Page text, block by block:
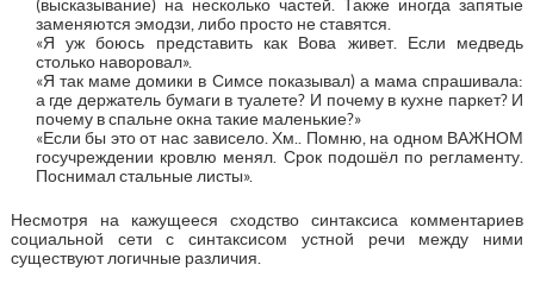
(высказывание) на несколько частей. Также иногда запятые
заменяются эмодзи, либо просто не ставятся.
«Я уж боюсь представить как Вова живет. Если медведь
столько наворовал».
«Я так маме домики в Симсе показывал) а мама спрашивала:
а где держатель бумаги в туалете? И почему в кухне паркет? И
почему в спальне окна такие маленькие?»
«Если бы это от нас зависело. Хм.. Помню, на одном ВАЖНОМ
госучреждении кровлю менял. Срок подошёл по регламенту.
Поснимал стальные листы».
Несмотря на кажущееся сходство синтаксиса комментариев
социальной сети с синтаксисом устной речи между ними
существуют логичные различия.